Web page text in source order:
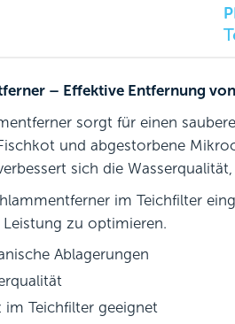
– Effektive Entfernung
sorgt für einen
und abgestorbene
sich die
im Teichfilter
zu optimieren.
Ablagerungen
im Teichfilter geeignet